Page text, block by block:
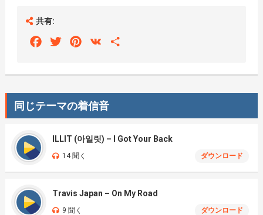
共有:
FacebookTwitterPinterest
VK
同じテーマの着信音
ILLIT (아일릿) – I Got Your Back
14 聞く ダウンロード
Travis Japan – On My Road
9 聞く ダウンロード